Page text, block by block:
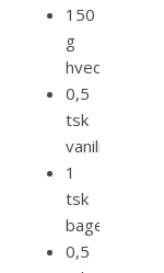
150
g
hvedemel
0,5
tsk
vaniliesukker
1
tsk
bagepulver
0,5